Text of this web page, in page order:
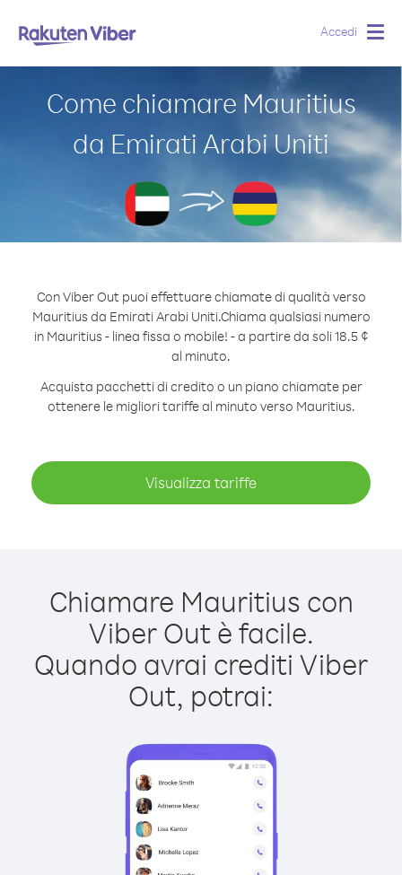
Accedi
Come chiamare Mauritius
da Emirati Arabi Uniti
Con Viber Out puoi effettuare chiamate di qualità verso
Mauritius da Emirati Arabi Uniti.Chiama qualsiasi numero
in Mauritius - linea fissa o mobile! - a partire da soli 18.5 ¢
al minuto.
Acquista pacchetti di credito o un piano chiamate per
ottenere le migliori tariffe al minuto verso Mauritius.
Visualizza tariffe
Chiamare Mauritius con
Viber Out è facile.
Quando avrai crediti Viber
Out, potrai: